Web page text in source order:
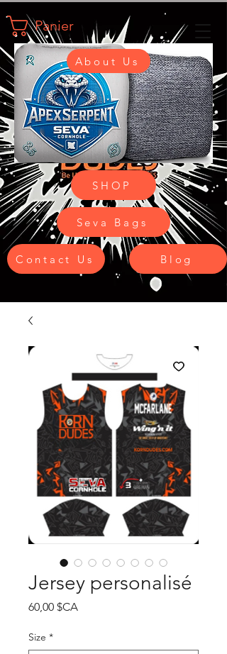
Panier
SHOP
Seva Bags
Contact Us Blog
About Us
Jersey personalisé
60,00 $CAPrix
Size *